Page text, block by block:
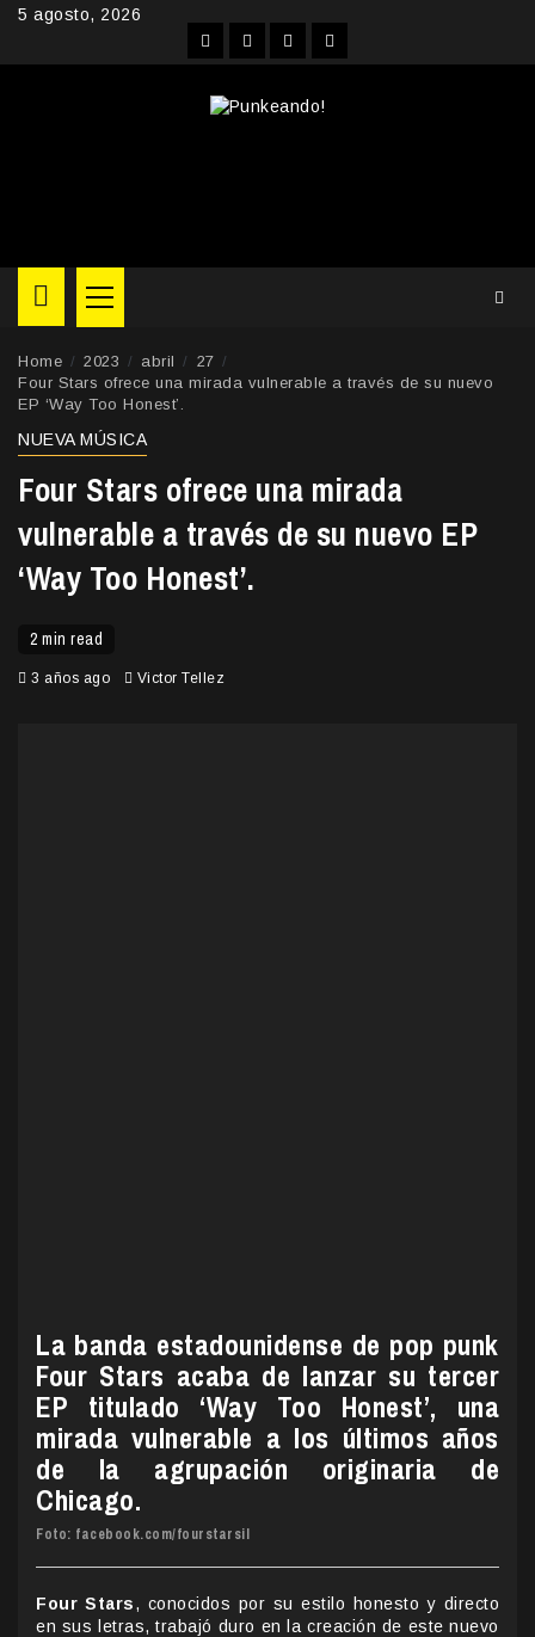
Skip5 agosto, 2026
FacebookInstagram
YouTubeTwitter
Primary
Menu
Home 2023 abril
27
Four Stars ofrece una mirada vulnerable a través de su nuevo
EP ‘Way Too Honest’.
NUEVA MÚSICA
Four Stars ofrece una mirada
vulnerable a través de su nuevo EP
‘Way Too Honest’.
2 min read
3 años ago Victor Tellez
La banda estadounidense de pop punk
Four Stars acaba de lanzar su tercer
EP titulado ‘Way Too Honest’, una
mirada vulnerable a los últimos años
de la agrupación originaria de
Chicago.
Foto: facebook.com/fourstarsil
Four Stars, conocidos por su estilo honesto y directo
en sus letras, trabajó duro en la creación de este nuevo